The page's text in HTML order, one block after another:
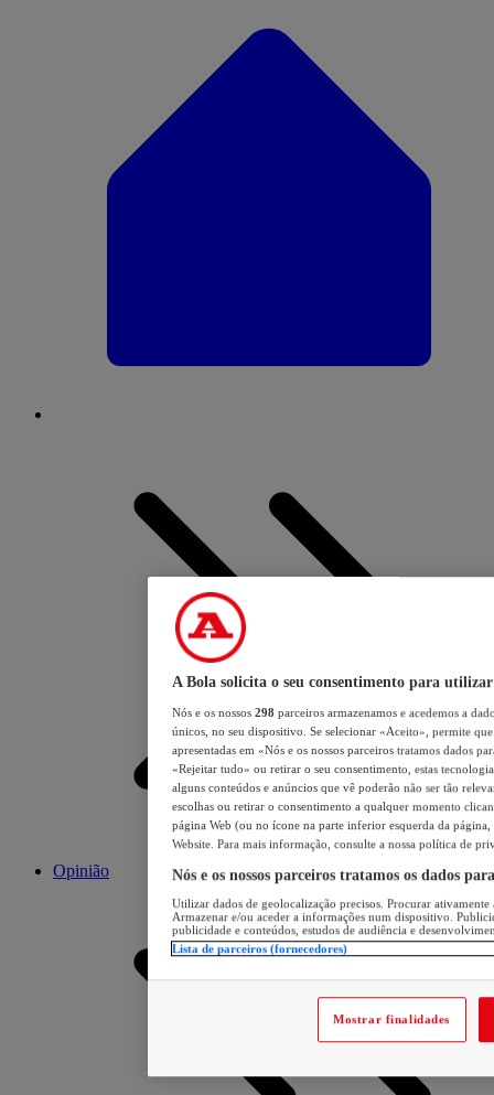
Opinião
A Bola solicita o seu consentimento para utilizar
Nós e os nossos 298 parceiros armazenamos e acedemos a
únicos, no seu dispositivo. Se selecionar «Aceito», permite
apresentadas em «Nós e os nossos parceiros tratamos dados
«Rejeitar tudo» ou retirar o seu consentimento, estas
alguns conteúdos e anúncios que vê poderão não ser tão
escolhas ou retirar o consentimento a qualquer momento
página Web (ou no ícone na parte inferior esquerda da página,
Website. Para mais informação, consulte a nossa política de
Nós e os nossos parceiros tratamos os dados
Utilizar dados de geolocalização precisos. Procurar
Armazenar e/ou aceder a informações num dispositivo.
publicidade e conteúdos, estudos de audiência e
Lista de parceiros (fornecedores)
Mostrar finalidades